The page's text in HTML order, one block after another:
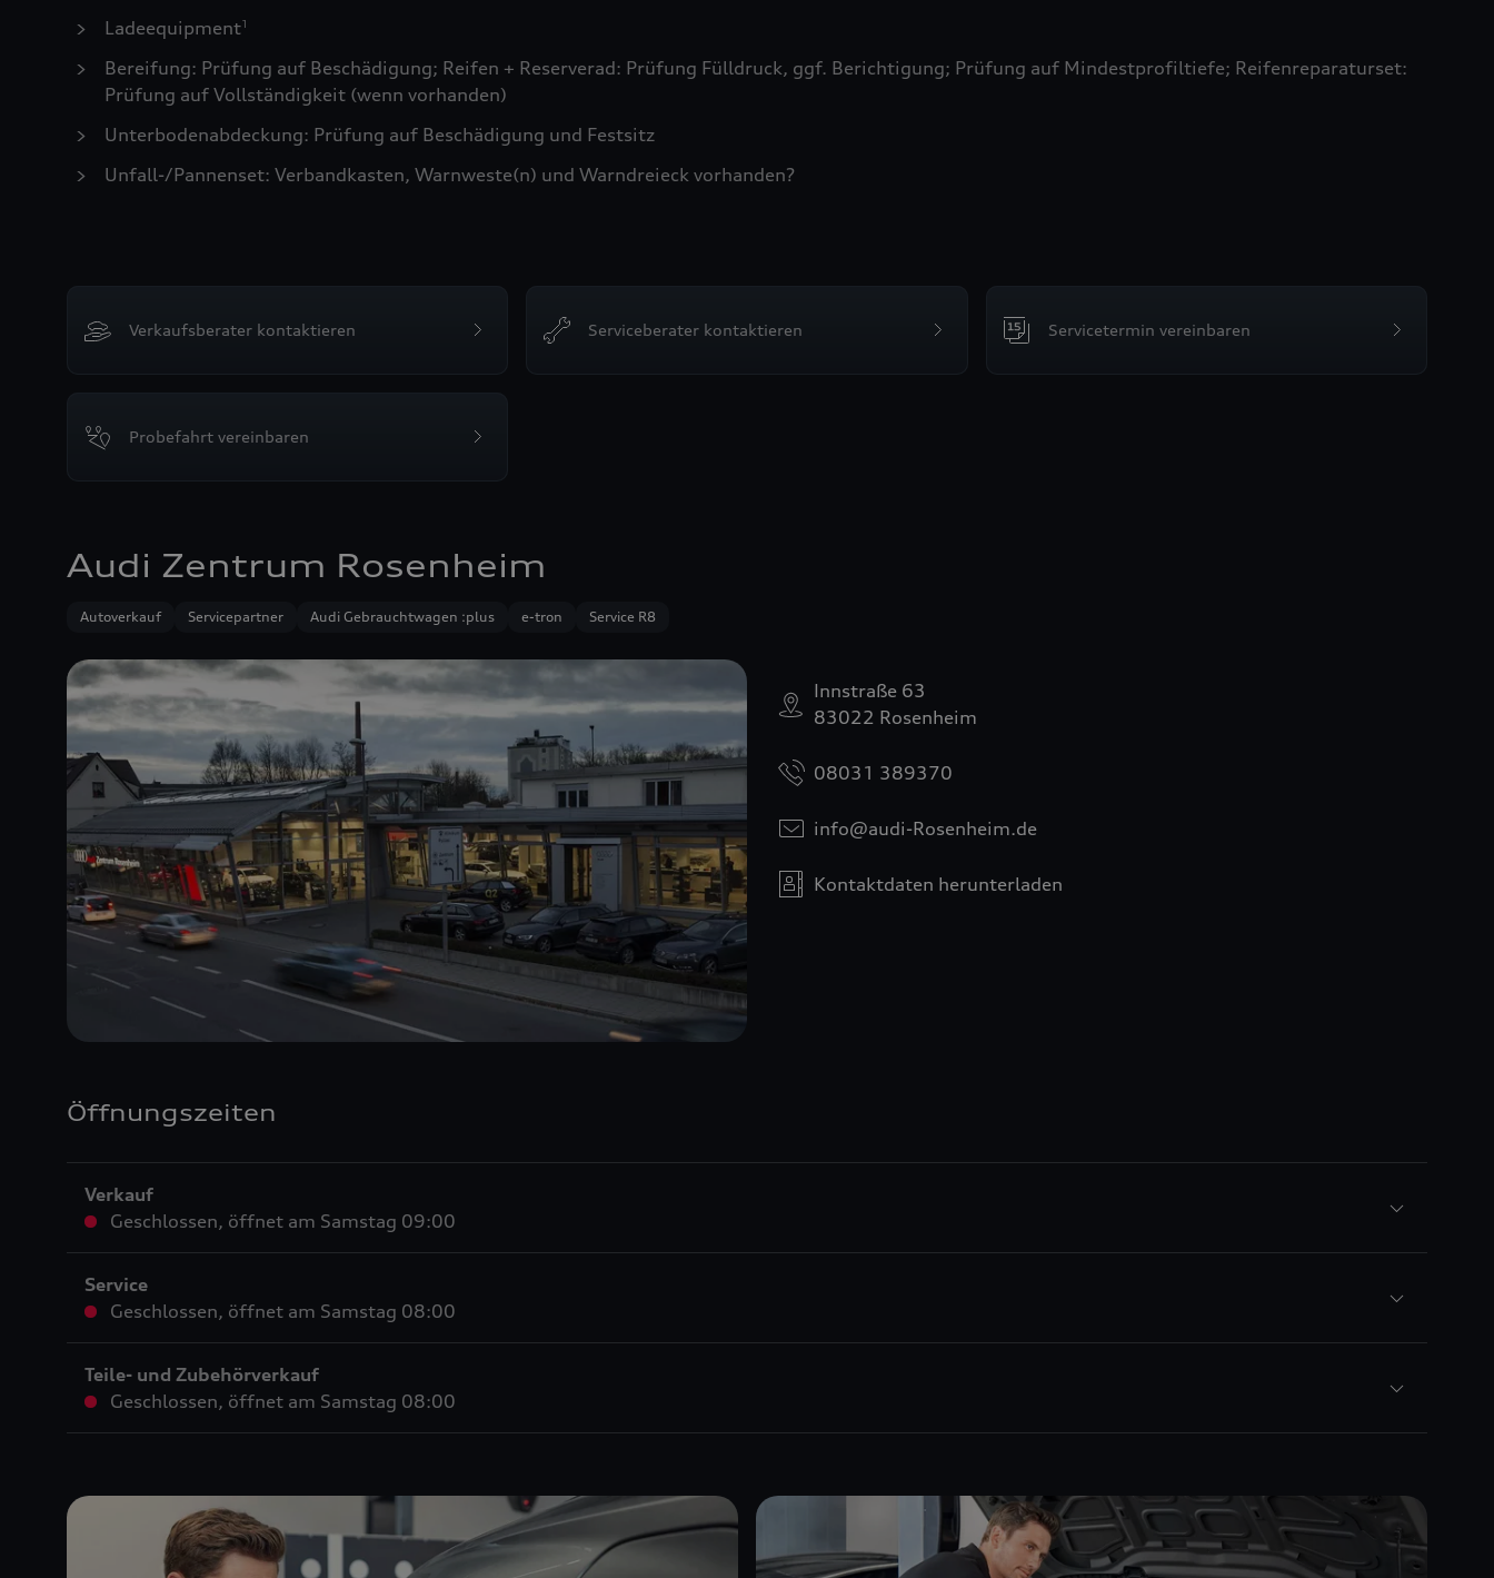
Ladeequipment1
Bereifung: Prüfung auf Beschädigung; Reifen + Reserverad: Prüfung Fülldruck, ggf. Berichtigung; Prüfung auf Mindestprofiltiefe; Reifenreparaturset:
Prüfung auf Vollständigkeit (wenn vorhanden)
Unterbodenabdeckung: Prüfung auf Beschädigung und Festsitz
Unfall-/Pannenset: Verbandkasten, Warnweste(n) und Warndreieck vorhanden?
Verkaufsberater kontaktieren Serviceberater kontaktieren Servicetermin vereinbaren
Probefahrt vereinbaren
Audi Zentrum Rosenheim
Autoverkauf Servicepartner Audi Gebrauchtwagen :plus e-tron Service R8
Innstraße 63
83022 Rosenheim
08031 389370
info@audi-Rosenheim.de
Kontaktdaten herunterladen
Öffnungszeiten
Verkauf
Geschlossen, öffnet am Samstag 09:00
Service
Geschlossen, öffnet am Samstag 08:00
Teile- und Zubehörverkauf
Geschlossen, öffnet am Samstag 08:00